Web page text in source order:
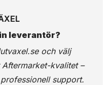
leverantör?
och välj
kvalitet –
support.